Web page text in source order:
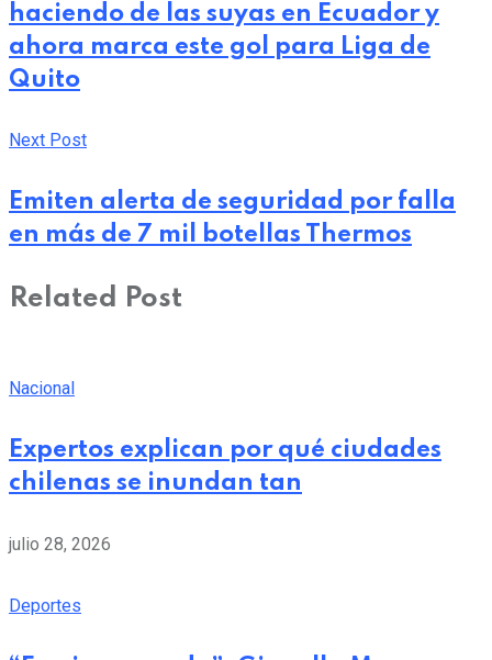
haciendo de las suyas en Ecuador y
ahora marca este gol para Liga de
Quito
Next Post
Emiten alerta de seguridad por falla
en más de 7 mil botellas Thermos
Related Post
Nacional
Expertos explican por qué ciudades
chilenas se inundan tan
julio 28, 2026
Deportes